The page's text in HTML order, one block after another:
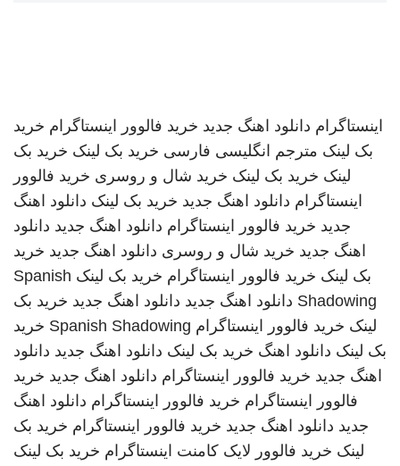
اینستاگرام دانلود اهنگ جدید خرید فالوور اینستاگرام خرید
بک لینک مترجم انگلیسی فارسی خرید بک لینک خرید بک
لینک خرید بک لینک خرید شال و روسری خرید فالوور
اینستاگرام دانلود اهنگ جدید خرید بک لینک دانلود اهنگ
جدید خرید فالوور اینستاگرام دانلود اهنگ جدید دانلود
اهنگ جدید خرید شال و روسری دانلود اهنگ جدید خرید
بک لینک خرید فالوور اینستاگرام خرید بک لینک Spanish
Shadowing دانلود اهنگ جدید دانلود اهنگ جدید خرید بک
لینک خرید فالوور اینستاگرام Spanish Shadowing خرید
بک لینک دانلود اهنگ خرید بک لینک دانلود اهنگ جدید دانلود
اهنگ جدید خرید فالوور اینستاگرام دانلود اهنگ جدید خرید
فالوور اینستاگرام خرید فالوور اینستاگرام دانلود اهنگ
جدید دانلود اهنگ جدید خرید فالوور اینستاگرام خرید بک
لینک خرید فالوور لایک کامنت اینستاگرام خرید بک لینک